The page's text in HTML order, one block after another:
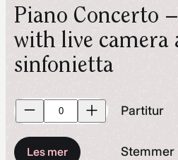
Piano Concerto
with live camera
sinfonietta
Partitur
antall
Partitur
Les mer Stemmer